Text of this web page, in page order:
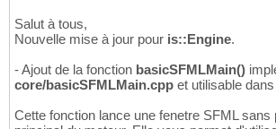
Salut à tous,
Nouvelle mise à jour pour is::Engine.
- Ajout de la fonction basicSFMLMain()
core/basicSFMLMain.cpp et utilisable
Cette fonction lance une fenetre SFML sans